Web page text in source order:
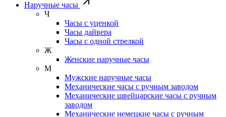
Наручные часы
Ч
Часы с уценкой
Часы дайвера
Часы с одной стрелкой
Ж
Женские наручные часы
М
Мужские наручные часы
Механические часы с ручным заводом
Механические швейцарские часы с ручным
заводом
Механические немецкие часы с ручным